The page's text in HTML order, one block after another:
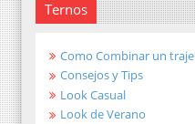
Ternos
Como Combinar un traje
Consejos y Tips
Look Casual
Look de Verano